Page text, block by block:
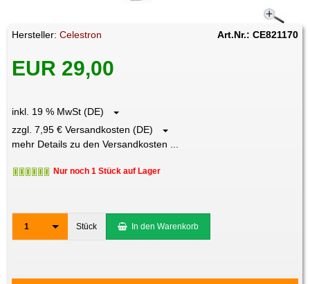
Hersteller:Celestron Art.Nr.: CE821170
EUR 29,00
inkl. 19 % MwSt (DE)
zzgl. 7,95 € Versandkosten (DE)
mehr Details zu den Versandkosten ...
Nur noch 1 Stück auf Lager
1 Stück In den Warenkorb